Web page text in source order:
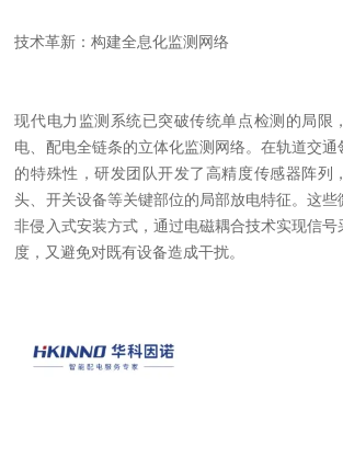
技术革新：构建全息化监测网络
现代电力监测系统已突破传统单点检测的局限
电、配电全链条的立体化监测网络。在轨道交
的特殊性，研发团队开发了高精度传感器阵列
头、开关设备等关键部位的局部放电特征。这些
非侵入式安装方式，通过电磁耦合技术实现信
度，又避免对既有设备造成干扰。